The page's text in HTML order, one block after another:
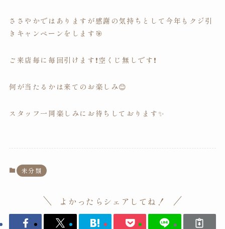
ささやかではありますが感謝の気持ちとして今年もクジ引
きキャンペーンをします🎯
ご来店毎に毎回引けます❗️空くじ無しです❗️
何が当たるかは来てのお楽しみ😊
スタッフ一同楽しみにお待ちしております✨
未分類
よかったらシェアしてね！